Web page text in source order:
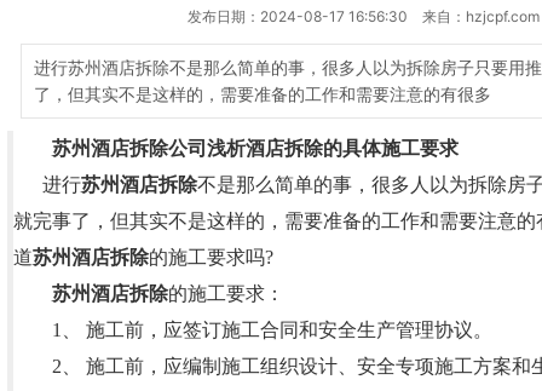
发布日期：2024-08-17 16:56:30 来自：hzjcpf.com
进行苏州酒店拆除不是那么简单的事，很多人以为拆除房子只要用
了，但其实不是这样的，需要准备的工作和需要注意的有很多
苏州酒店拆除公司 浅析酒店拆除的具体施工要求
进行苏州酒店拆除不是那么简单的事，很多人以为拆除房
就完事了，但其实不是这样的，需要准备的工作和需要注意
道苏州酒店拆除的施工要求吗?
苏州酒店拆除的施工要求：
1、 施工前，应签订施工合同和安全生产管理协议。
2、 施工前，应编制施工组织设计、安全专项施工方案和